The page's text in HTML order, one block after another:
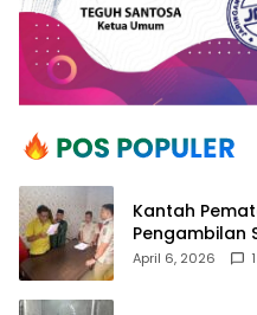
Kantah
Pengambilan
Perkuat
April 6, 2026 1